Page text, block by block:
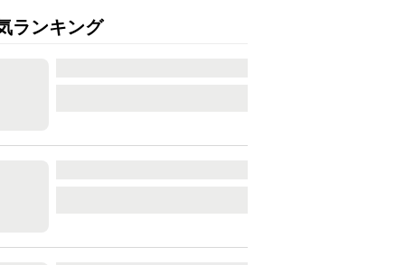
ランキング